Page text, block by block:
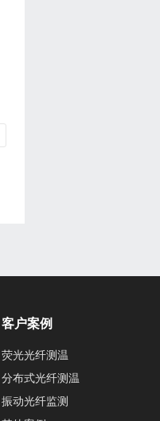
客户案例
荧光光纤测温
分布式光纤测温
振动光纤监测